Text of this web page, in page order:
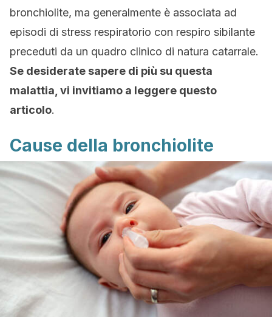
bronchiolite, ma generalmente è associata ad
episodi di stress respiratorio con respiro sibilante
preceduti da un quadro clinico di natura catarrale.
Se desiderate sapere di più su questa
malattia, vi invitiamo a leggere questo
articolo.
Cause della bronchiolite